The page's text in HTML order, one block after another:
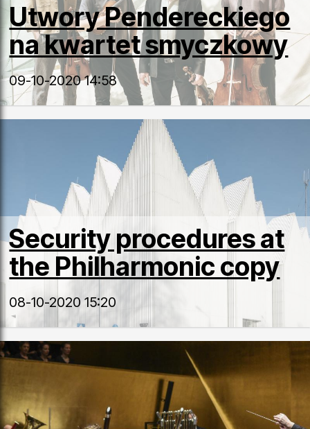
Utwory Pendereckiego
na kwartet smyczkowy
09-10-2020 14:58
Security procedures at
the Philharmonic copy
08-10-2020 15:20